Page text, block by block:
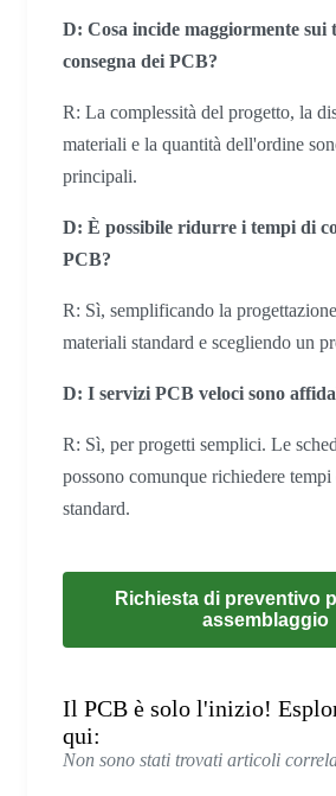
D: Cosa incide maggiormente sui
consegna dei PCB?
R: La complessità del progetto, la
materiali e la quantità dell'ordine
principali.
D: È possibile ridurre i tempi di
PCB?
R: Sì, semplificando la
materiali standard e scegliendo un
D: I servizi PCB veloci sono
R: Sì, per progetti semplici. Le
possono comunque richiedere
standard.
Richiesta di preventivo
assemblaggio
Il PCB è solo l'inizio!
qui:
Non sono stati trovati articoli